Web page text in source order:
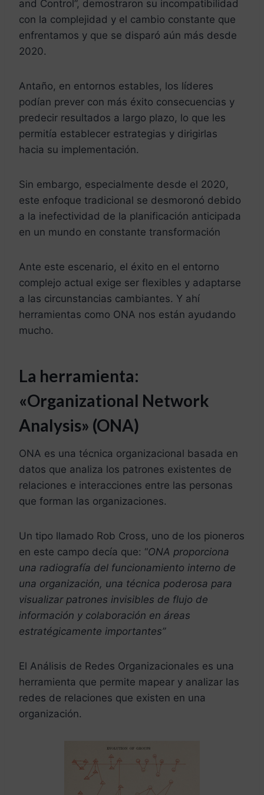
and Control”, demostraron su incompatibilidad
con la complejidad y el cambio constante que
enfrentamos y que se disparó aún más desde
2020.
Antaño, en entornos estables, los líderes
podían prever con más éxito consecuencias y
predecir resultados a largo plazo, lo que les
permitía establecer estrategias y dirigirlas
hacia su implementación.
Sin embargo, especialmente desde el 2020,
este enfoque tradicional se desmoronó debido
a la inefectividad de la planificación anticipada
en un mundo en constante transformación
Ante este escenario, el éxito en el entorno
complejo actual exige ser flexibles y adaptarse
a las circunstancias cambiantes. Y ahí
herramientas como ONA nos están ayudando
mucho.
La herramienta:
«Organizational Network
Analysis» (ONA)
ONA es una técnica organizacional basada en
datos que analiza los patrones existentes de
relaciones e interacciones entre las personas
que forman las organizaciones.
Un tipo llamado Rob Cross, uno de los pioneros
en este campo decía que: “ONA proporciona
una radiografía del funcionamiento interno de
una organización, una técnica poderosa para
visualizar patrones invisibles de flujo de
información y colaboración en áreas
estratégicamente importantes”
El Análisis de Redes Organizacionales es una
herramienta que permite mapear y analizar las
redes de relaciones que existen en una
organización.